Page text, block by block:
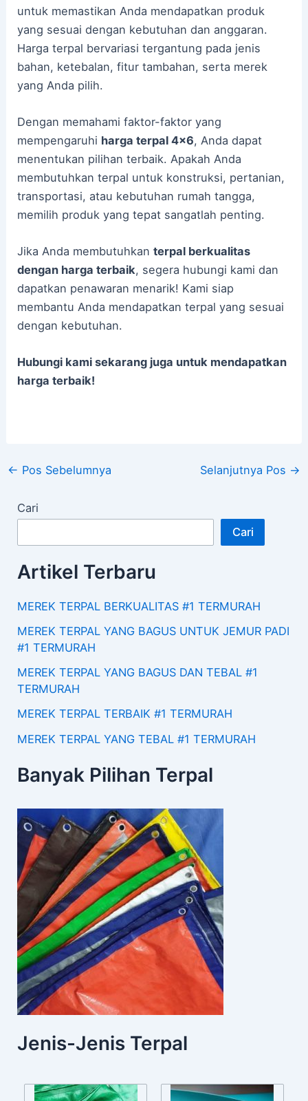
untuk memastikan Anda mendapatkan produk
yang sesuai dengan kebutuhan dan anggaran.
Harga terpal bervariasi tergantung pada jenis
bahan, ketebalan, fitur tambahan, serta merek
yang Anda pilih.
Dengan memahami faktor-faktor yang
mempengaruhi harga terpal 4×6, Anda dapat
menentukan pilihan terbaik. Apakah Anda
membutuhkan terpal untuk konstruksi, pertanian,
transportasi, atau kebutuhan rumah tangga,
memilih produk yang tepat sangatlah penting.
Jika Anda membutuhkanterpal berkualitas
dengan harga terbaik, segera hubungi kami dan
dapatkan penawaran menarik! Kami siap
membantu Anda mendapatkan terpal yang sesuai
dengan kebutuhan.
Hubungi kami sekarang juga untuk mendapatkan
harga terbaik!
← Pos Sebelumnya Selanjutnya Pos →
Cari
Cari
Artikel Terbaru
MEREK TERPAL BERKUALITAS #1 TERMURAH
MEREK TERPAL YANG BAGUS UNTUK JEMUR PADI
#1 TERMURAH
MEREK TERPAL YANG BAGUS DAN TEBAL #1
TERMURAH
MEREK TERPAL TERBAIK #1 TERMURAH
MEREK TERPAL YANG TEBAL #1 TERMURAH
Banyak Pilihan Terpal
Jenis-Jenis Terpal